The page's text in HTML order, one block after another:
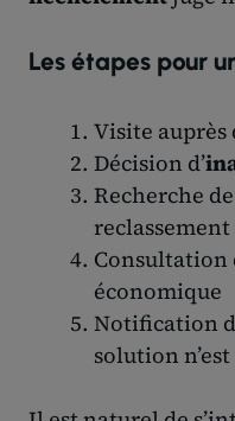
Les étapes pour
Visite auprès
Décision d’
Recherche
reclassement
Consultation
économique
Notification
solution